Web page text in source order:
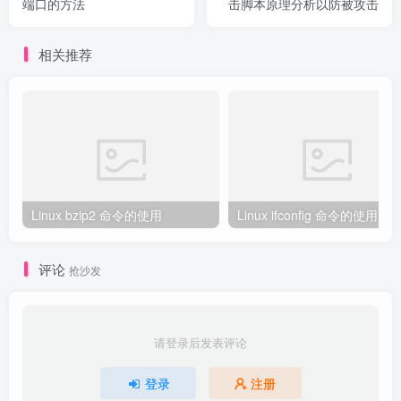
端口的方法 击脚本原理分析以防被攻击
相关推荐
Linux bzip2 命令的使用 Linux ifconfig 命令的使用
评论 抢沙发
请登录后发表评论
登录 注册